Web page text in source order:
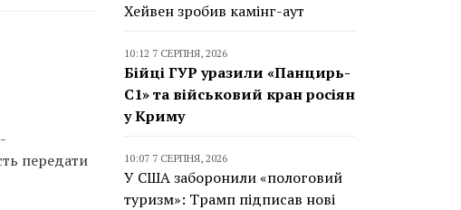
передати
Хейвен зробив камінг-аут
10:12 7 СЕРПНЯ, 2026
Бійці ГУР уразили «Панцирь-
С1» та військовий кран росіян
у Криму
10:07 7 СЕРПНЯ, 2026
У США заборонили «пологовий
туризм»: Трамп підписав нові